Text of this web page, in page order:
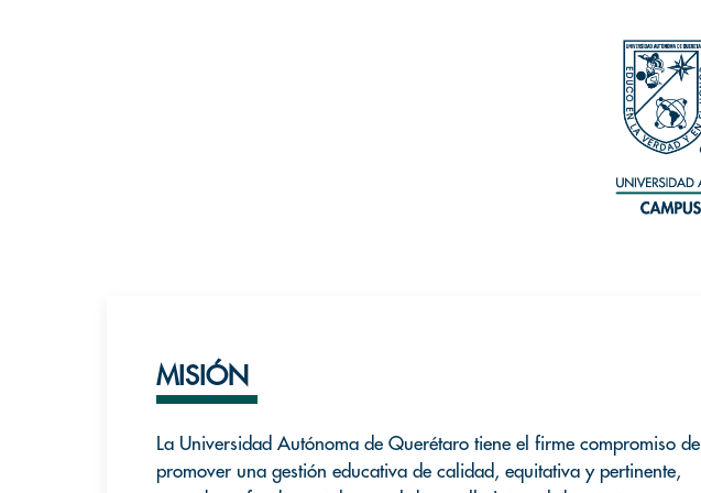
MISIÓN
La Universidad Autónoma de Querétaro tiene el firme compromiso de
promover una gestión educativa de calidad, equitativa y pertinente,